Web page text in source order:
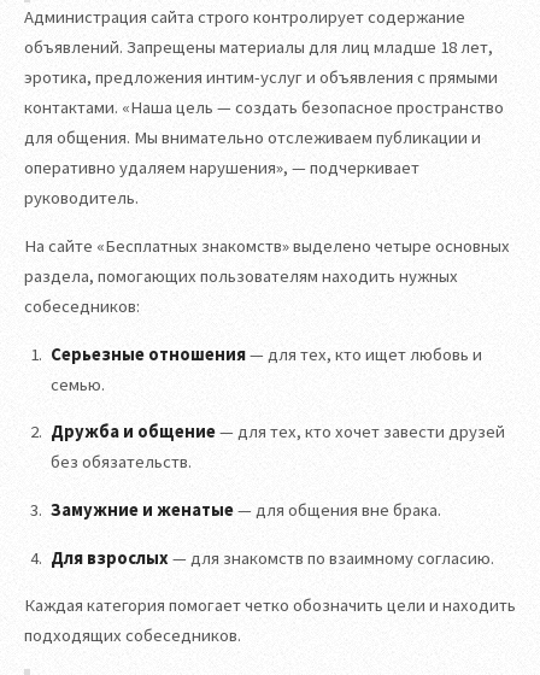
Администрация сайта строго контролирует содержание
объявлений. Запрещены материалы для лиц младше 18 лет,
эротика, предложения интим-услуг и объявления с прямыми
контактами. «Наша цель — создать безопасное пространство
для общения. Мы внимательно отслеживаем публикации и
оперативно удаляем нарушения», — подчеркивает
руководитель.
На сайте «Бесплатных знакомств» выделено четыре основных
раздела, помогающих пользователям находить нужных
собеседников:
Серьезные отношения— для тех, кто ищет любовь и
семью.
Дружба и общение— для тех, кто хочет завести друзей
без обязательств.
Замужние и женатые— для общения вне брака.
Для взрослых — для знакомств по взаимному согласию.
Каждая категория помогает четко обозначить цели и находить
подходящих собеседников.